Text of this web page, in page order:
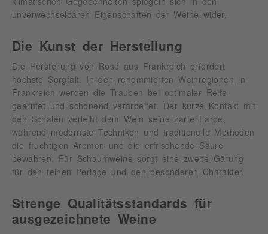
unverwechselbaren Eigenschaften der Weine wider.
Die Kunst der Herstellung
Die Herstellung von Rosé aus Frankreich erfordert
höchste Sorgfalt. In den renommierten Weinregionen in
Frankreich werden die Trauben bei optimaler Reife
geerntet und schonend verarbeitet. Der kurze Kontakt mit
den Schalen verleiht dem Wein seine zarte Farbe,
während modernste Techniken und traditionelle Methoden
die fruchtigen Aromen und die erfrischende Säure
bewahren. Für Schaumweine sorgt eine zweite Gärung
für den feinen Perlage und den besonderen Charakter.
Strenge Qualitätsstandards für
ausgezeichnete Weine